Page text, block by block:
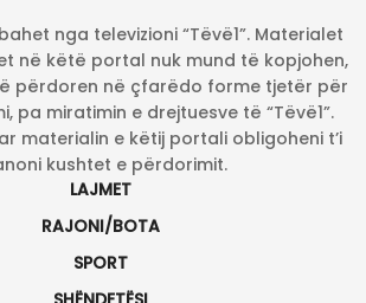
nga televizioni “Tëvë1”. Materialet
në këtë portal nuk mund të kopjohen,
përdoren në çfarëdo forme tjetër për
pa miratimin e drejtuesve të “Tëvë1”.
materialin e këtij portali obligoheni t’i
kushtet e përdorimit.
LAJMET
RAJONI/BOTA
SPORT